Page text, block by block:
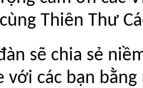
Thiên Thư
sẽ chia sẻ
với các bạn